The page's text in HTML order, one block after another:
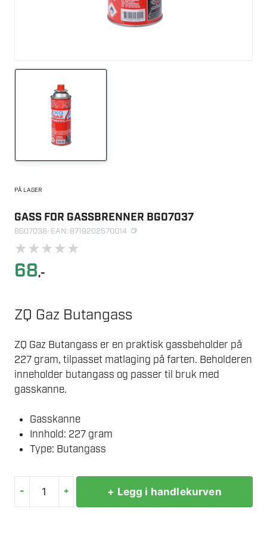
PÅ LAGER
GASS FOR GASSBRENNER BG07037
BG07038· EAN: 8719202570014
★★★★★
68,-
ZQ Gaz Butangass
ZQ Gaz Butangass er en praktisk gassbeholder på
227 gram, tilpasset matlaging på farten. Beholderen
inneholder butangass og passer til bruk med
gasskanne.
Gasskanne
Innhold: 227 gram
Type: Butangass
- + + Legg i handlekurven